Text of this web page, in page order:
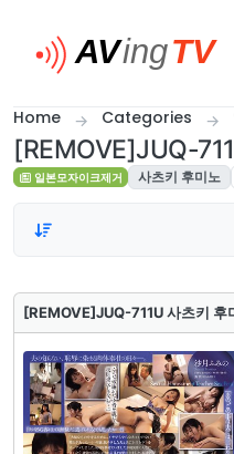
Home Categories
[REMOVE]JUQ-
일본모자이크제거 사츠키 후미노
[REMOVE]JUQ-711U 사츠키 후